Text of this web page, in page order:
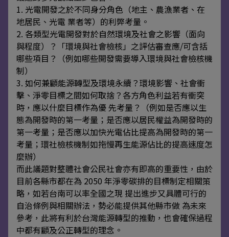
1. 光電開發之於不同身分角色（地主、農漁業者、在
地居民、光電 業者等）的利弊考量。
2. 各類型光電開發對於自然環境及社會之影響（面向
與程度）？「環境與社會檢核」之評估審查應/可含括
哪些項目？（例如哪些開發需要導入環境與社會檢核機
制）
3. 如何兼顧能源轉型及環境永續？環境影響、社會衝
擊、淨零目標之間如何取捨？各方角色利益若有衝突
時，應以什麼目標作為優 先考量？（例如是否應以生
態為開發時的第一考量；是否應以居民權益為開發時的
第一考量；是否應以加快光電佔比提高為開發時的第一
考量；環社檢核機制如拖慢再生能源佔比的提高速度怎
麼辦）
而此議題對整體社會公民社會亦有即高的重要性，由於
目前各縣市都在為 2050 年淨零碳排的目標制定相關策
略，如若台南可以率全國之現 提出進步又具體可行的
自治條例與相關辦法，勢必能提供其他縣市做 為未來
參考，此將有利於台灣能源轉型的推動，也會確保過程
中都有顧及公正轉型的理念。